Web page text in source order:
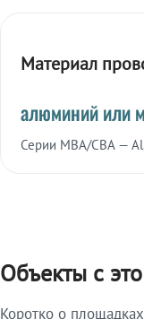
Материал
алюминий или
Серии МВА/СВА —
Объекты с
Коротко о